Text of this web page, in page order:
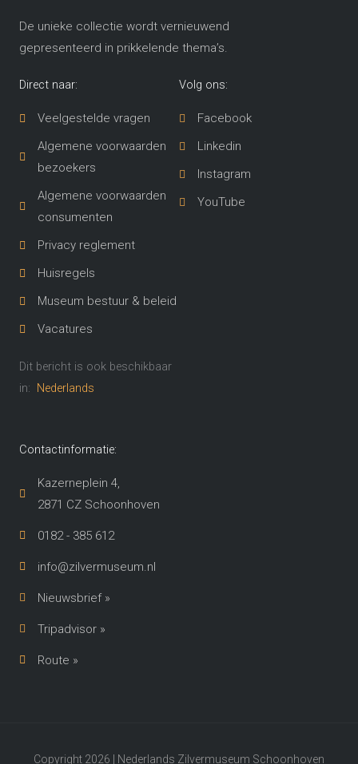
De unieke collectie wordt vernieuwend
gepresenteerd in prikkelende thema’s​.
Direct naar:
Veelgestelde vragen
Algemene voorwaarden
bezoekers
Algemene voorwaarden
consumenten
Privacy reglement
Huisregels
Museum bestuur & beleid
Vacatures
Dit bericht is ook beschikbaar
in: Nederlands
Volg ons:
Facebook
Linkedin
Instagram
YouTube
Contactinformatie:
Kazerneplein 4,
2871 CZ Schoonhoven​
0182 - 385 612
info@zilvermuseum.nl
Nieuwsbrief »
Tripadvisor »
Route »
Copyright 2026 | Nederlands Zilvermuseum Schoonhoven